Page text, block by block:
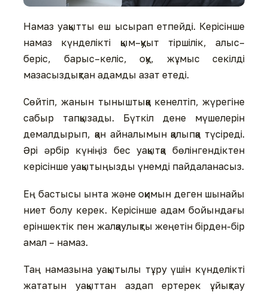
Намаз уақытты еш ысырап етпейді. Керісінше
намаз күнделікті қым–қуыт тіршілік, алыс–
беріс, барыс–келіс, оқу, жұмыс секілді
мазасыздықтан адамды азат етеді.
Сөйтіп, жанын тыныштыққа кенелтіп, жүрегіне
сабыр тапқызады. Бүткіл дене мүшелерін
демалдырып, қан айналымын қалыпқа түсіреді.
Әрі әрбір күніңіз бес уақытқа бөлінгендіктен
керісінше уақытыңызды үнемді пайдаланасыз.
Ең бастысы ынта және оқимын деген шынайы
ниет болу керек. Керісінше адам бойындағы
еріншектік пен жалқаулықты жеңетін бірден-бір
амал – намаз.
Таң намазына уақытылы тұру үшін күнделікті
жататын уақыттан аздап ертерек ұйықтау